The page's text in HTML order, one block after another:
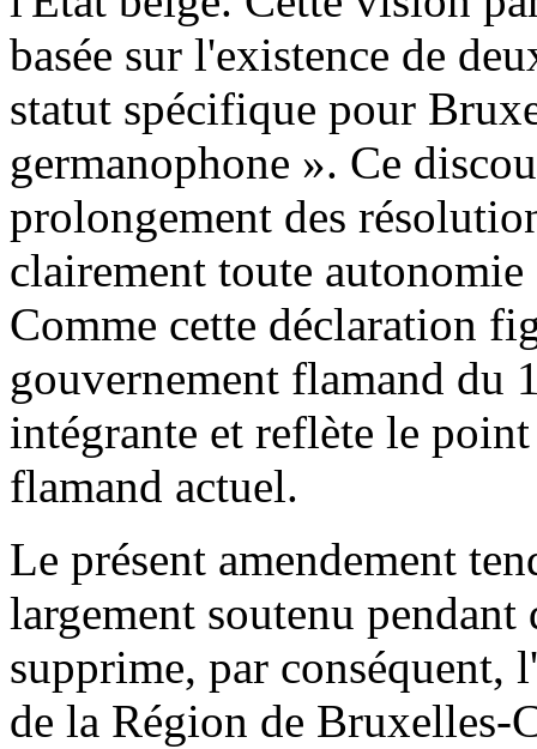
basée sur l'existence de
statut spécifique pour
germanophone ». Ce
prolongement des
clairement toute
Comme cette déclaration
gouvernement flamand
intégrante et reflète le
flamand actuel.
Le présent amendement
largement soutenu pendant
supprime, par conséquent,
de la Région de Bruxelles-